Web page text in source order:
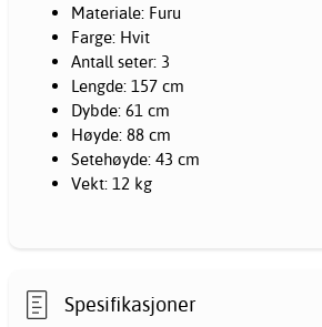
Materiale: Furu
Farge: Hvit
Antall seter: 3
Lengde: 157 cm
Dybde: 61 cm
Høyde: 88 cm
Setehøyde: 43 cm
Vekt: 12 kg
Spesifikasjoner